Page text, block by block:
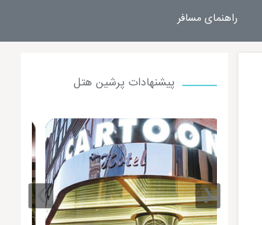
راهنمای مسافر
پیشنهادات پرشین هتل
‹
›